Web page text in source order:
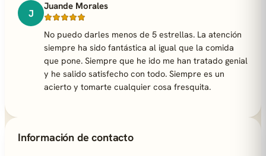
J
Juande Morales
No puedo darles menos de 5 estrellas. La atención
siempre ha sido fantástica al igual que la comida
que pone. Siempre que he ido me han tratado genial
y he salido satisfecho con todo. Siempre es un
acierto y tomarte cualquier cosa fresquita.
Información de contacto